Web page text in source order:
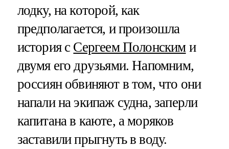
лодку, на которой, как
предполагается, и произошла
история с Сергеем Полонскими
двумя его друзьями. Напомним,
россиян обвиняют в том, что они
напали на экипаж судна, заперли
капитана в каюте, а моряков
заставили прыгнуть в воду.